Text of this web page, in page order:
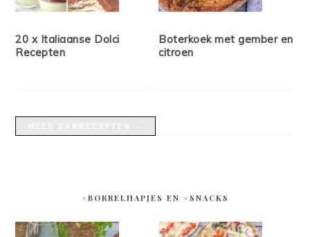
20 x Italiaanse Dolci
Recepten
Boterkoek met gember en
citroen
#BORRELHAPJES EN #SNACKS